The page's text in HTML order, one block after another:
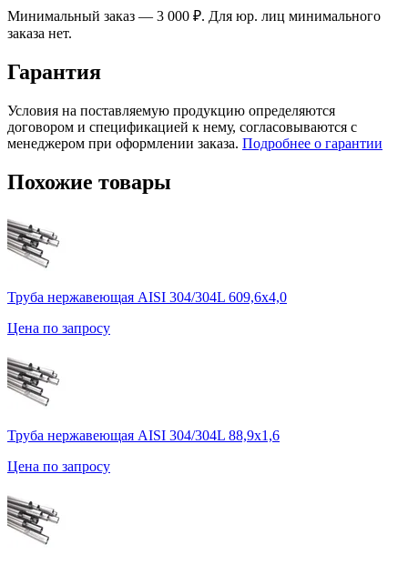
Минимальный заказ — 3 000 ₽. Для юр. лиц минимального
заказа нет.
Гарантия
Условия на поставляемую продукцию определяются
договором и спецификацией к нему, согласовываются с
менеджером при оформлении заказа. Подробнее о гарантии
Похожие товары
Труба нержавеющая AISI 304/304L 609,6х4,0
Цена по запросу
Труба нержавеющая AISI 304/304L 88,9х1,6
Цена по запросу